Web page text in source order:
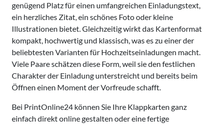
genügend Platz für einen umfangreichen Einladungstext,
ein herzliches Zitat, ein schönes Foto oder kleine
Illustrationen bietet. Gleichzeitig wirkt das Kartenformat
kompakt, hochwertig und klassisch, was es zu einer der
beliebtesten Varianten für Hochzeitseinladungen macht.
Viele Paare schätzen diese Form, weil sie den festlichen
Charakter der Einladung unterstreicht und bereits beim
Öffnen einen Moment der Vorfreude schafft.
Bei PrintOnline24 können Sie Ihre Klappkarten ganz
einfach direkt online gestalten oder eine fertige